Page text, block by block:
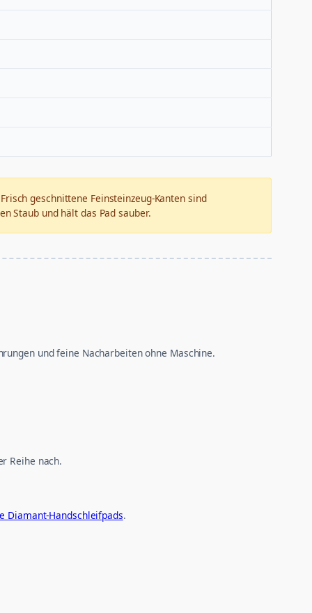
geschnittene Feinsteinzeug-Kanten sind
Staub und hält das Pad sauber.
und feine Nacharbeiten ohne Maschine.
Reihe nach.
Diamant-Handschleifpads.